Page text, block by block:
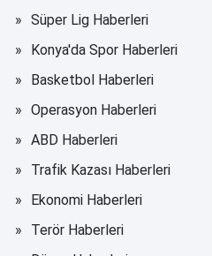
Süper Lig Haberleri
Konya'da Spor Haberleri
Basketbol Haberleri
Operasyon Haberleri
ABD Haberleri
Trafik Kazası Haberleri
Ekonomi Haberleri
Terör Haberleri